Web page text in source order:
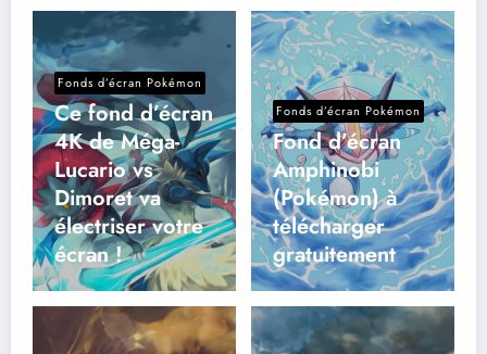
Fonds d’écran Pokémon
Ce fond d’écran
4K de Méga-
Lucario vs
Dimoret va
électriser votre
écran !
Fonds d’écran Pokémon
Fond d’écran
Amphinobi
(Pokémon) à
télécharger
gratuitement